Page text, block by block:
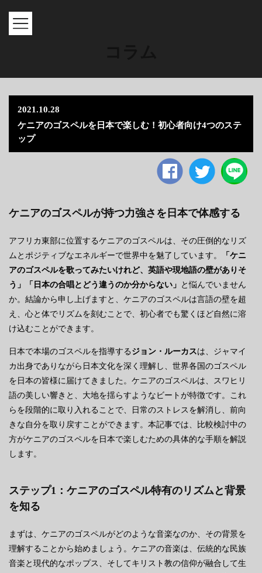
2021.10.28
ケニアのゴスペルを日本で楽しむ！初心者向け4つのステ
ップ
ケニアのゴスペルが持つ力強さを日本で体感する
アフリカ東部に位置するケニアのゴスペルは、その圧倒的なリズ
ムとポジティブなエネルギーで世界中を魅了しています。
「ケニ
アのゴスペルを歌ってみたいけれど、英語や現地語の壁がありそ
う」「日本の合唱とどう違うのか分からない」 と悩んでいません
か。結論から申し上げますと、ケニアのゴスペルは言語の壁を超
え、心と体でリズムを刻むことで、初心者でも驚くほど自然に溶
け込むことができます。
日本で本場のゴスペルを指導する ジョン・ルーカスは、ジャマイ
カ出身でありながら日本文化を深く理解し、世界各国のゴスペル
を日本の皆様に届けてきました。ケニアのゴスペルは、スワヒリ
語の美しい響きと、大地を揺らすようなビートが特徴です。これ
らを段階的に取り入れることで、日常のストレスを解消し、前向
きな自分を取り戻すことができます。本記事では、比較検討中の
方がケニアのゴスペルを日本で楽しむための具体的な手順を解説
します。
ステップ1：ケニアのゴスペル特有のリズムと背景
を知る
まずは、ケニアのゴスペルがどのような音楽なのか、その背景を
理解することから始めましょう。ケニアの音楽は、伝統的な民族
音楽と現代的なポップス、そしてキリスト教の信仰が融合して生